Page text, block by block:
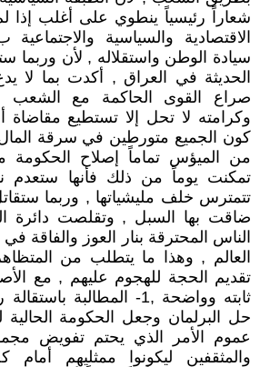
شعاراً رئيسياً ينطوي على أغلب إذا
الاقتصادية والسياسية
سيادة الوطن واستقلاله , لأن وربما
الحديثة في العراق , أكدت بما لا
صراع القوى الحاكمة مع
وكرامته لا تحل إلا تستطيع مقاضاة
كون الجميع متورطين في سرقة
من الميؤس تماماً إصلاح الحكومة
تمكنت يوماً من ذلك فأنها
تتمترس خلف مليشياتها , وربما
ضاقت بها السبل , وتقلصت
الناس المحترقة بنار العوز والفاقة
العالم , وهذا ما يتطلب من
تقديم الحجة للهجوم عليهم , مع
حل البرلمان وجعل الحكومة
عموم الأمر الذي يحتم تفويض
والمثقفين ليكونوا ممثليهم أمام